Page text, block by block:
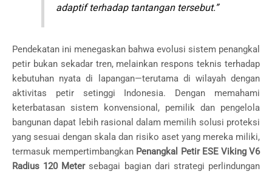
adaptif terhadap tantangan tersebut.”
Pendekatan ini menegaskan bahwa evolusi sistem penangkal
petir bukan sekadar tren, melainkan respons teknis terhadap
kebutuhan nyata di lapangan—terutama di wilayah dengan
aktivitas petir setinggi Indonesia. Dengan memahami
keterbatasan sistem konvensional, pemilik dan pengelola
bangunan dapat lebih rasional dalam memilih solusi proteksi
yang sesuai dengan skala dan risiko aset yang mereka miliki,
termasuk mempertimbangkan Penangkal Petir ESE Viking V6
Radius 120 Metersebagai bagian dari strategi perlindungan